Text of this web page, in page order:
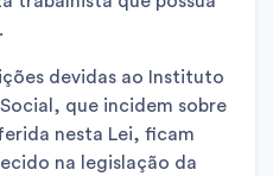
devidas ao Instituto
que incidem sobre
nesta Lei, ficam
na legislação da